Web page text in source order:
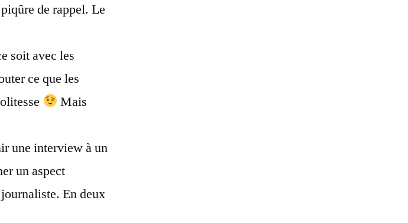
de rappel. Le
soit avec les
ce que les
Mais
une interview à un
un aspect
En deux